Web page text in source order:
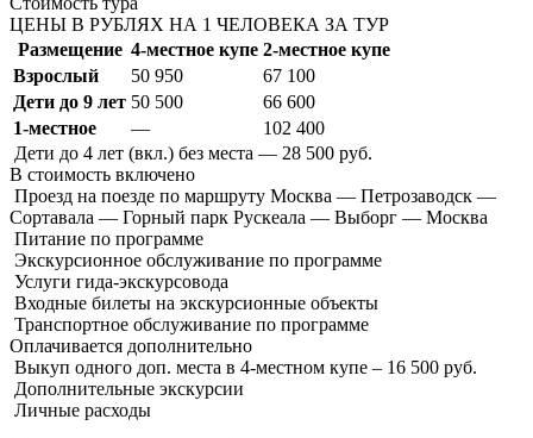
ЦЕНЫ В РУБЛЯХ НА 1 ЧЕЛОВЕКА ЗА ТУР
Размещение 4-местное купе 2-местное купе
Взрослый
50 950
67 100
Дети до 9 лет 50 500
66 600
1-местное
—
102 400
Дети до 4 лет (вкл.) без места — 28 500 руб.
В стоимость включено
Проезд на поезде по маршруту Москва — Петрозаводск —
Сортавала — Горный парк Рускеала — Выборг — Москва
Питание по программе
Экскурсионное обслуживание по программе
Услуги гида-экскурсовода
Входные билеты на экскурсионные объекты
Транспортное обслуживание по программе
Оплачивается дополнительно
Выкуп одного доп. места в 4-местном купе – 16 500 руб.
Дополнительные экскурсии
Личные расходы